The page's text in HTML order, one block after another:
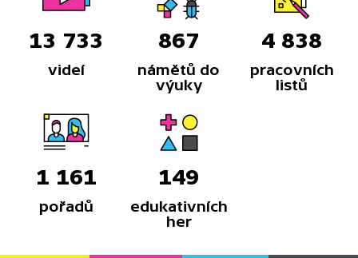
13 733
videí
867
námětů do
výuky
4 838
pracovních
listů
1 161
pořadů
149
edukativních
her